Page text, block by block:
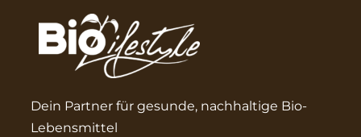
Dein Partner für gesunde, nachhaltige Bio-
Lebensmittel